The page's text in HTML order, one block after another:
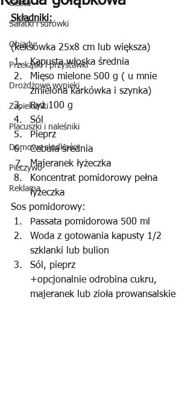
Ciasta
Sałatki i surówki
Obiady
Przekąski i przystawki
Drożdżowe wypieki
Zapiekanki
Placuszki i naleśniki
Domowe słodkości
Pieczywo
Reklama
Składniki:
(keksówka 25x8 cm lub większa)
Kapusta włoska średnia
Mięso mielone 500 g ( u mnie
zmielona karkówka i szynka)
Ryż 100 g
Sól
Pieprz
Cebula średnia
Majeranek łyżeczka
Koncentrat pomidorowy pełna
łyżeczka
Sos pomidorowy:
Passata pomidorowa 500 ml
Woda z gotowania kapusty 1/2
szklanki lub bulion
Sól, pieprz
+opcjonalnie odrobina cukru,
majeranek lub zioła prowansalskie